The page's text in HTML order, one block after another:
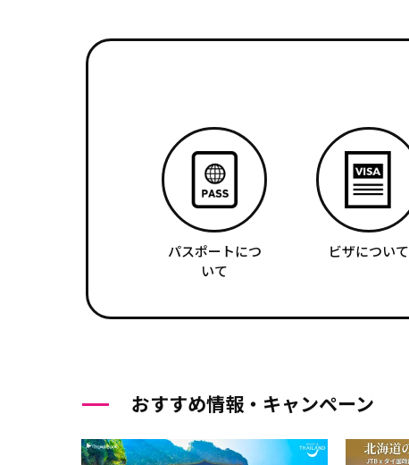
パスポートにつ
いて
ビザについて
おすすめ情報・キャンペーン